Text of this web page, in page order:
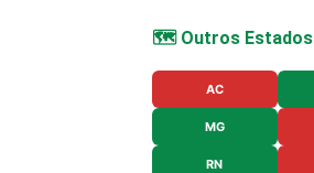
🗺️ Outros Estados
AC
MG
RN